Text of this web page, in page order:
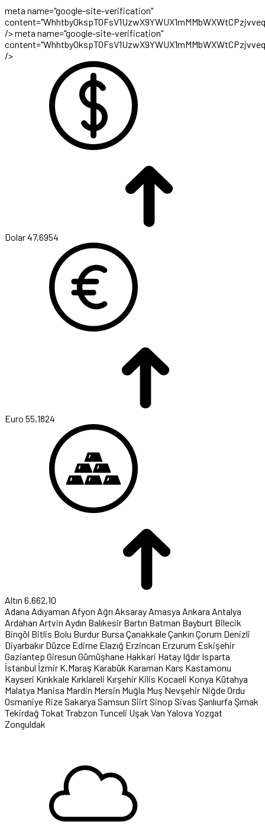
meta name="google-site-verification"
/>meta name="google-site-verification"
/>
Dolar47,6954
Euro 55,1824
Altın 6.662,10
Adana Adıyaman Afyon Ağrı Aksaray Amasya Ankara Antalya
Ardahan Artvin Aydın Balıkesir Bartın Batman Bayburt Bilecik
Bingöl Bitlis Bolu Burdur Bursa ÇanakkaleÇankırı Çorum Denizli
Diyarbakır Düzce Edirne Elazığ Erzincan Erzurum Eskişehir
Gaziantep Giresun Gümüşhane Hakkari Hatay Iğdır Isparta
İstanbul İzmir K.Maraş Karabük Karaman Kars Kastamonu
Kayseri Kırıkkale Kırklareli Kırşehir Kilis Kocaeli Konya Kütahya
Malatya Manisa Mardin Mersin Muğla Muş Nevşehir NiğdeOrdu
Osmaniye RizeSakarya Samsun Siirt Sinop Sivas Şanlıurfa Şırnak
Tekirdağ Tokat Trabzon Tunceli Uşak Van Yalova Yozgat
Zonguldak